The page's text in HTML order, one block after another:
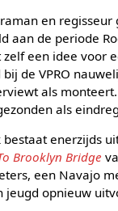
en
aan de periode
zelf een idee voor
de VPRO
als
als
bestaat enerzijds
Brooklyn Bridge
een Navajo
jeugd opnieuw